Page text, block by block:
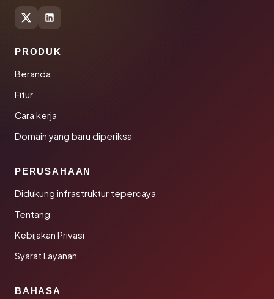
PRODUK
Beranda
Fitur
Cara kerja
Domain yang baru diperiksa
PERUSAHAAN
Didukung infrastruktur tepercaya
Tentang
Kebijakan Privasi
Syarat Layanan
BAHASA